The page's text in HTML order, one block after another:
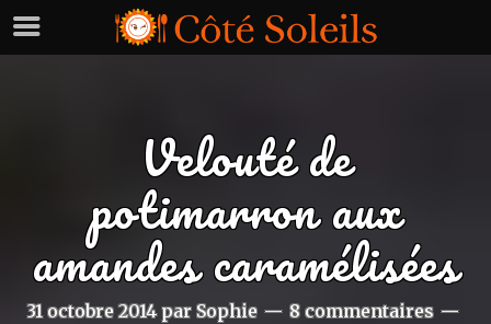
Velouté de
potimarron aux
amandes caramélisées
31 octobre 2014 par Sophie
8 commentaires